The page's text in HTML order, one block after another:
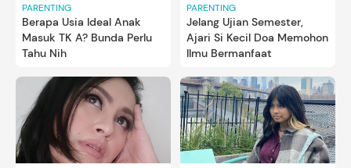
PARENTING
Berapa Usia Ideal Anak
Masuk TK A? Bunda Perlu
Tahu Nih
PARENTING
Jelang Ujian Semester,
Ajari Si Kecil Doa Memohon
Ilmu Bermanfaat